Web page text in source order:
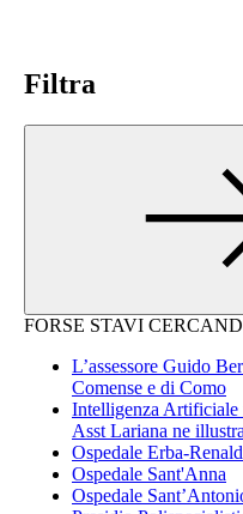
Filtra
FORSE STAVI
L’assessore Guido
Comense e di Como
Intelligenza Artificiale
Asst Lariana ne
Ospedale Erba-
Ospedale Sant'Anna
Ospedale